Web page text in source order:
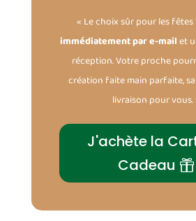
« Le choix sûr pour les fêtes
immédiatement par e-mailet
réception. Votre proche
création faite main parfaite,
livraison pour vous.
J'achète la
Cadeau